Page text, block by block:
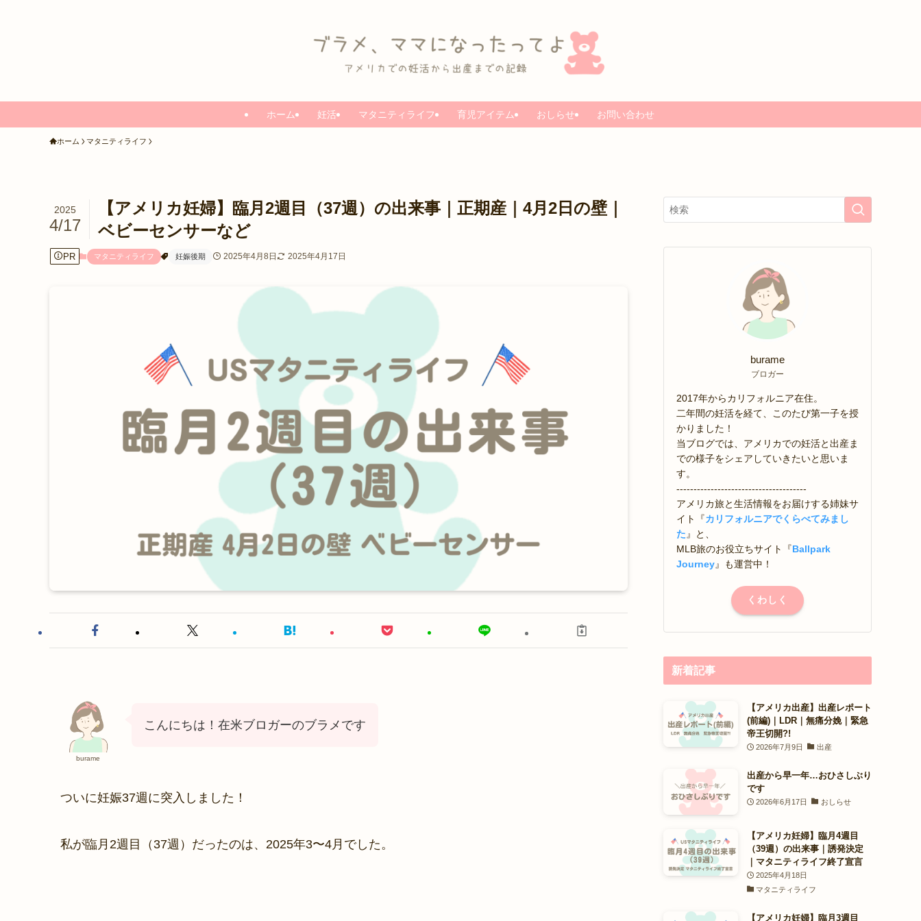
ホーム 妊活 マタニティライフ 育児アイテム おしらせ お問い合わせ
ホーム マタニティライフ
【アメリカ妊婦】臨月2週目（37週）の出来事｜正期産｜4月2日の壁｜
ベビーセンサーなど
2025
4/17
PR マタニティライフ 妊娠後期 2025年4月8日 2025年4月17日
burame
こんにちは！在米ブロガーのブラメです
ついに妊娠37週に突入しました！
私が臨月2週目（37週）だったのは、2025年3〜4月でした。
burame
ブロガー
2017年からカリフォルニア在住。
二年間の妊活を経て、このたび第一子を授
かりました！
当ブログでは、アメリカでの妊活と出産ま
での様子をシェアしていきたいと思いま
す。
--------------------------------------
アメリカ旅と生活情報をお届けする姉妹サ
イト『カリフォルニアでくらべてみまし
た 』と、
MLB旅のお役立ちサイト『Ballpark
Journey』も運営中！
くわしく
新着記事
【アメリカ出産】出産レポート
(前編)｜LDR｜無痛分娩｜緊急
帝王切開?!
2026年7月9日 出産
出産から早一年…おひさしぶり
です
2026年6月17日 おしらせ
【アメリカ妊婦】臨月4週目
（39週）の出来事｜誘発決定
｜マタニティライフ終了宣言
2025年4月18日
マタニティライフ
【アメリカ妊婦】臨月3週目